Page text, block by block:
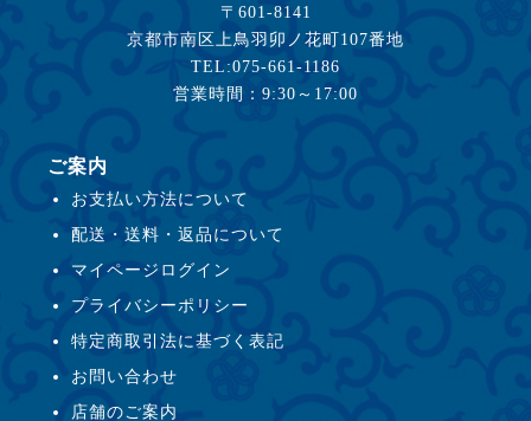
〒601-8141
京都市南区上鳥羽卯ノ花町107番地
TEL:075-661-1186
営業時間：9:30～17:00
ご案内
お支払い方法について
配送・送料・返品について
マイページログイン
プライバシーポリシー
特定商取引法に基づく表記
お問い合わせ
店舗のご案内